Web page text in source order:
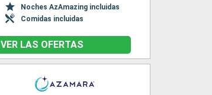
Noches AzAmazing incluidas
Comidas incluidas
VER LAS OFERTAS